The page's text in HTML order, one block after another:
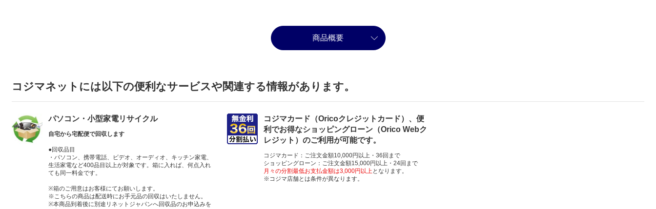
商品概要
コジマネットには以下の便利なサービスや関連する情報があります。
パソコン・小型家電リサイクル
自宅から宅配便で回収します
●回収品目
・パソコン、携帯電話、ビデオ、オーディオ、キッチン家電、
生活家電など400品目以上が対象です。箱に入れば、何点入れ
ても同一料金です。
※箱のご用意はお客様にてお願いします。
※こちらの商品は配送時にお手元品の回収はいたしません。
※本商品到着後に別途リネットジャパンへ回収品のお申込みを
コジマカード（Oricoクレジットカード）、便
利でお得なショッピングローン（Orico Webク
レジット）のご利用が可能です。
コジマカード：ご注文金額10,000円以上・36回まで
ショッピングローン：ご注文金額15,000円以上・24回まで
月々の分割最低お支払金額は3,000円以上となります。
※コジマ店舗とは条件が異なります。